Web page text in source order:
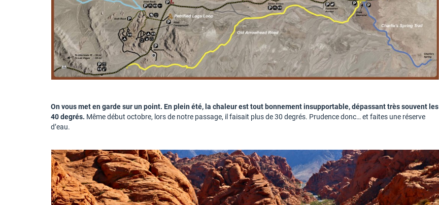
On vous met en garde sur un point. En plein été, la chaleur est tout bonnement insupportable, dépassant très souvent les
40 degrés. Même début octobre, lors de notre passage, il faisait plus de 30 degrés. Prudence donc… et faites une réserve
d’eau.